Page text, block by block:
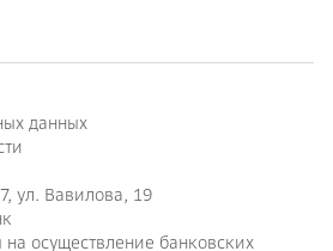
данных
ул. Вавилова, 19
осуществление банковских